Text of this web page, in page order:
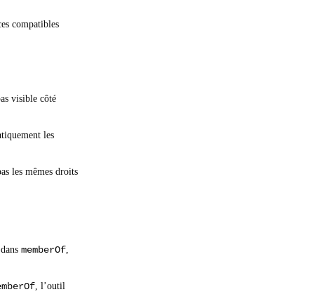
compatibles
visible côté
les
les mêmes droits
memberOf,
, l’outil